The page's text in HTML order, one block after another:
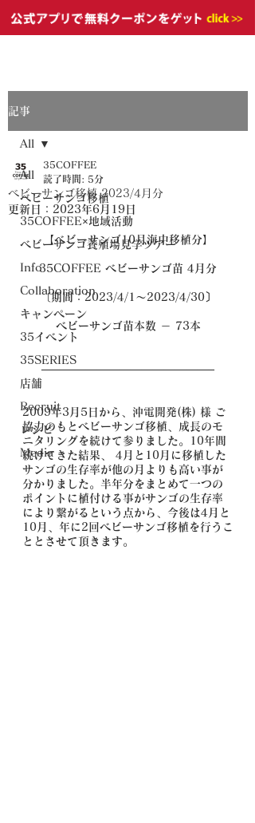
記事
All
ベビーサンゴ移植
35COFFEE×地域活動
ベビーサンゴ養殖場見学ツアー
Info
Collaboration
キャンペーン
35イベント
35SERIES
店舗
Recruit
レシピ
Media
All
ベビーサンゴ移植 2023/4月分
35COFFEE
読了時間: 5分
更新日： 2023年6月19日
【ベビーサンゴ10月海中移植分】
35COFFEE ベビーサンゴ苗 4月分
〔期間：2023/4/1～2023/4/30〕
ベビーサンゴ苗本数 － 73本
———————————————–
2009年3月5日から、沖電開発(株) 様 ご
協力のもとベビーサンゴ移植、成長のモ
ニタリングを続けて参りました。10年間
続けてきた結果、 4月と10月に移植した
サンゴの生存率が他の月よりも高い事が
分かりました。半年分をまとめて一つの
ポイントに植付ける事がサンゴの生存率
により繋がるという点から、今後は4月と
10月、年に2回ベビーサンゴ移植を行うこ
ととさせて頂きます。